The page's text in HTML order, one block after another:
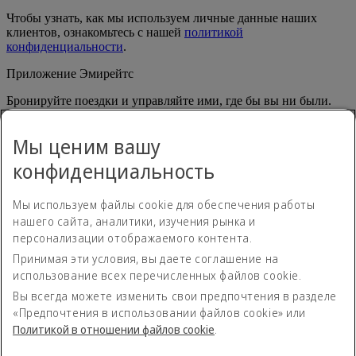
Чтобы узнать, как мы используем личные данные наших
клиентов, ознакомьтесь с нашей политикой
конфиденциальности.
Приложение Эмирейтс
Бронируйте поездки и управляйте ими, где бы вы ни были.
Google Play Google Play
Huawei App Galleryhuawai os
Связаться с нами
Поделитесь своим мнением о путешествиях с Эмирейтс.
Положение о доступности
Контакты
Политика конфиденциальности
Положения и условия
Политика в отношении файлов сookie
Кибербезопасность
Мы ценим вашу
конфиденциальность
Мы используем файлы cookie для обеспечения работы
нашего сайта, аналитики, изучения рынка и
персонализации отображаемого контента.
Принимая эти условия, вы даете соглашение на
использование всех перечисленных файлов cookie.
Вы всегда можете изменить свои предпочтения в разделе
«Предпочтения в использовании файлов cookie» или
Политикой в отношении файлов сookie.